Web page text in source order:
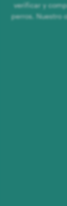
verificar y
perros. Nuestro